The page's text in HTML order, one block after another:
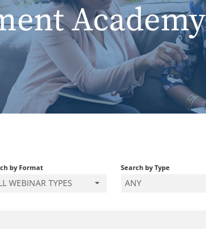
Academy
by Format
WEBINAR TYPES
Search by Type
ANY